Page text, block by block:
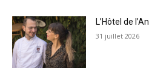
L’Hôtel de
31 juillet 2026